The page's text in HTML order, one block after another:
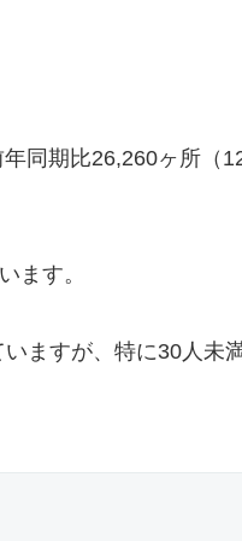
同期比26,260ヶ所（
ます。
ますが、特に30人未